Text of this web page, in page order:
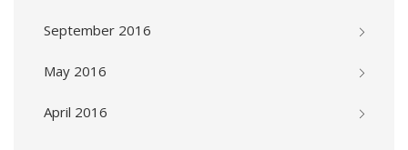
September 2016
May 2016
April 2016